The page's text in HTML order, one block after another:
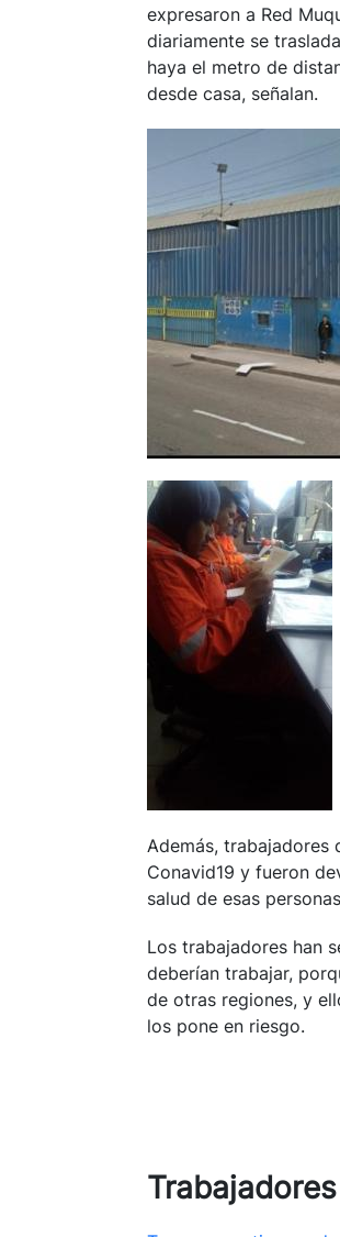
expresaron a Red
diariamente se
haya el metro de
desde casa, señalan.
Además, trabajadores
Conavid19 y fueron
salud de esas
Los trabajadores han
deberían trabajar,
de otras regiones, y
los pone en riesgo.